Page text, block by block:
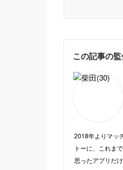
この記事の
2018年よりマッ
トーに、これま
思ったアプリだけ